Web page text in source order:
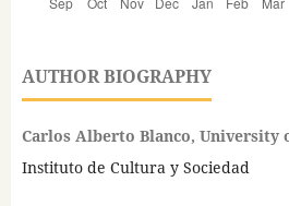
AUTHOR BIOGRAPHY
Carlos Alberto Blanco, University
Instituto de Cultura y Sociedad